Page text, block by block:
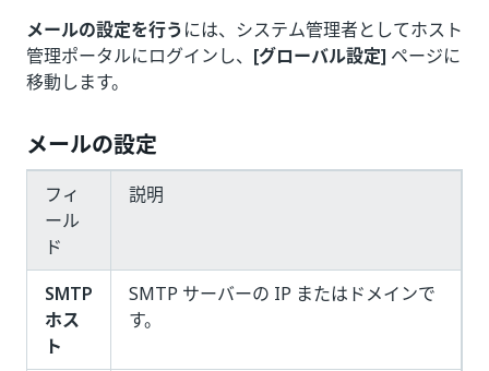
メールの設定を行うには、システム管理者としてホスト
管理ポータルにログインし、 [グローバル設定] ページに
移動します。
メールの設定
フィ
ール
ド
説明
SMTP
ホス
ト
SMTP サーバーの IP またはドメインで
す。